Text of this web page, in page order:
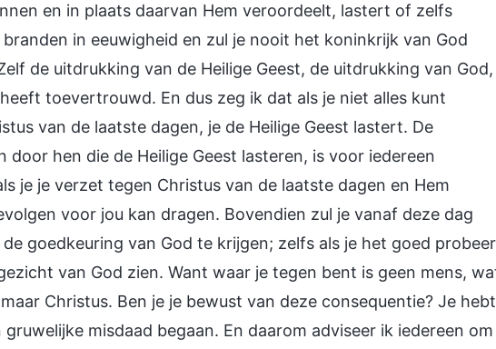
en in plaats daarvan Hem veroordeelt, lastert of zelfs
in eeuwigheid en zul je nooit het koninkrijk van God
de uitdrukking van de Heilige Geest, de uitdrukking van God,
toevertrouwd. En dus zeg ik dat als je niet alles kunt
van de laatste dagen, je de Heilige Geest lastert. De
hen die de Heilige Geest lasteren, is voor iedereen
je je verzet tegen Christus van de laatste dagen en Hem
voor jou kan dragen. Bovendien zul je vanaf deze dag
goedkeuring van God te krijgen; zelfs als je het goed
van God zien. Want waar je tegen bent is geen mens,
Christus. Ben je je bewust van deze consequentie? Je hebt
misdaad begaan. En daarom adviseer ik iedereen om